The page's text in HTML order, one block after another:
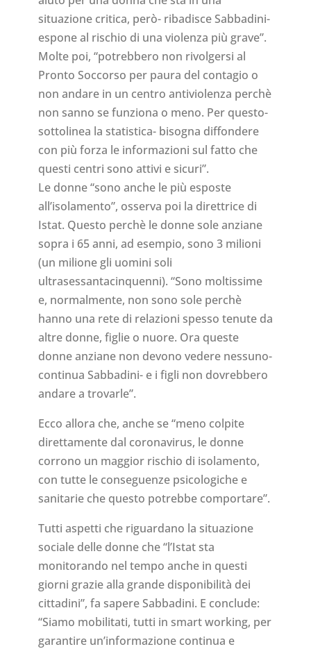
situazione critica, però- ribadisce Sabbadini-
espone al rischio di una violenza più grave”.
Molte poi, “potrebbero non rivolgersi al
Pronto Soccorso per paura del contagio o
non andare in un centro antiviolenza perchè
non sanno se funziona o meno. Per questo-
sottolinea la statistica- bisogna diffondere
con più forza le informazioni sul fatto che
questi centri sono attivi e sicuri”.
Le donne “sono anche le più esposte
all’isolamento”, osserva poi la direttrice di
Istat. Questo perchè le donne sole anziane
sopra i 65 anni, ad esempio, sono 3 milioni
(un milione gli uomini soli
ultrasessantacinquenni). “Sono moltissime
e, normalmente, non sono sole perchè
hanno una rete di relazioni spesso tenute da
altre donne, figlie o nuore. Ora queste
donne anziane non devono vedere nessuno-
continua Sabbadini- e i figli non dovrebbero
andare a trovarle”.
Ecco allora che, anche se “meno colpite
direttamente dal coronavirus, le donne
corrono un maggior rischio di isolamento,
con tutte le conseguenze psicologiche e
sanitarie che questo potrebbe comportare”.
Tutti aspetti che riguardano la situazione
sociale delle donne che “l’Istat sta
monitorando nel tempo anche in questi
giorni grazie alla grande disponibilità dei
cittadini”, fa sapere Sabbadini. E conclude:
“Siamo mobilitati, tutti in smart working, per
garantire un’informazione continua e